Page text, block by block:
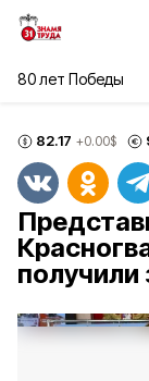
80 лет Победы
82.17 +0.00$